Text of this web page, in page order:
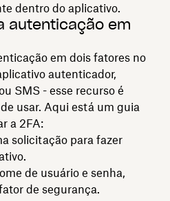
dentro do aplicativo.
autenticação em
em dois fatores no
autenticador,
SMS - esse recurso é
usar. Aqui está um guia
a 2FA:
solicitação para fazer
de usuário e senha,
de segurança.